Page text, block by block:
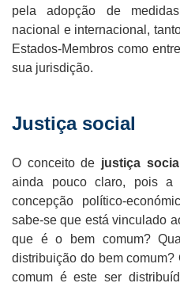
pela adopção de
nacional e internacional,
Estados-Membros como
sua jurisdição.
Justiça social
O conceito de justiça social
ainda pouco claro, pois a
concepção político-
sabe-se que está vinculado
que é o bem comum?
distribuição do bem
comum é este ser